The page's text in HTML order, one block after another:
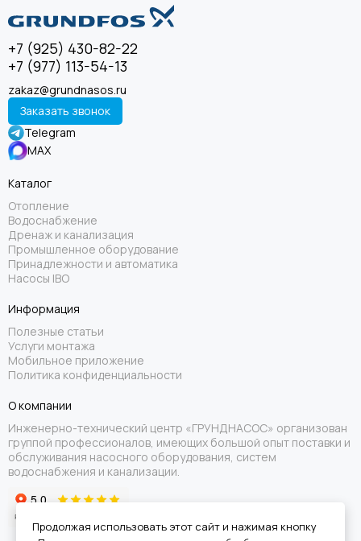
+7 (925) 430-82-22
+7 (977) 113-54-13
zakaz@grundnasos.ru
Заказать звонок
Telegram
MAX
Каталог
Отопление
Водоснабжение
Дренаж и канализация
Промышленное оборудование
Принадлежности и автоматика
Насосы IBO
Информация
Полезные статьи
Услуги монтажа
Мобильное приложение
Политика конфиденциальности
О компании
Инженерно-технический центр «ГРУНДНАСОС» организован
группой профессионалов, имеющих большой опыт поставки и
обслуживания насосного оборудования, систем
водоснабжения и канализации.
Продолжая использовать этот сайт и нажимая кнопку